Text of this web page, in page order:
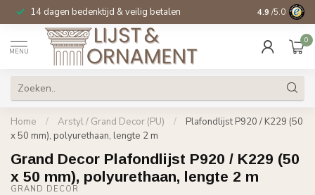
14 dagen bedenktijd & veilig betalen Specialist in
4.9 /5.0
MENU
0
Home / Arstyl / Grand Decor (PU) /
Plafondlijst P920 / K229 (50
x 50 mm), polyurethaan, lengte 2 m
Grand Decor Plafondlijst P920 / K229 (50
x 50 mm), polyurethaan, lengte 2 m
GRAND DECOR